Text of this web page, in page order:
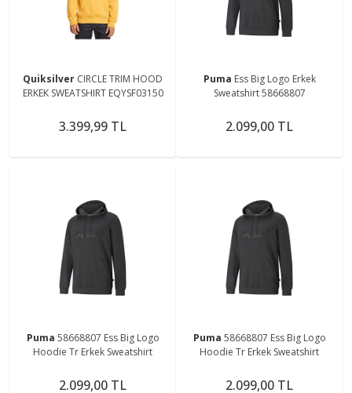
Quiksilver CIRCLE TRIM HOOD
ERKEK SWEATSHIRT EQYSF03150
3.399,99 TL
Puma Ess Big Logo Erkek
Sweatshirt 58668807
2.099,00 TL
Puma 58668807 Ess Big Logo
Hoodie Tr Erkek Sweatshirt
2.099,00 TL
Puma 58668807 Ess Big Logo
Hoodie Tr Erkek Sweatshirt
2.099,00 TL